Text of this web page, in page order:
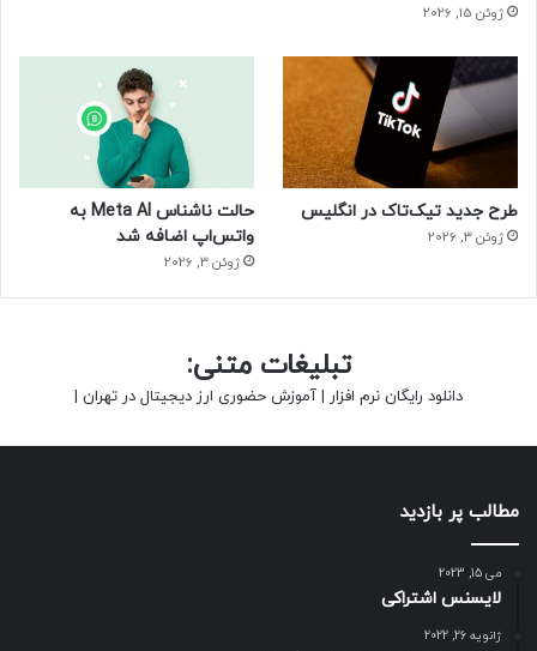
ژوئن 15, 2026
طرح جدید تیک‌تاک در انگلیس
ژوئن 3, 2026
حالت ناشناس Meta AI به
واتس‌اپ اضافه شد
ژوئن 3, 2026
تبلیغات متنی:
دانلود رایگان نرم افزار | آموزش حضوری ارز دیجیتال در تهران |
مطالب پر بازدید
می 15, 2023
لایسنس اشتراکی
ژانویه 26, 2022